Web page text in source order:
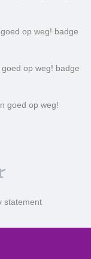
op weg! badge
op weg! badge
goed op weg!
statement